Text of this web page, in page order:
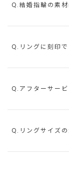
Q.結婚指輪の素
Q.リングに刻印で
Q.アフターサー
Q.リングサイズ